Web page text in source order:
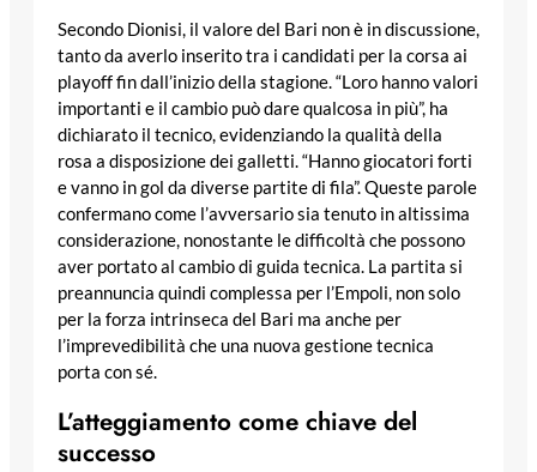
Secondo Dionisi, il valore del Bari non è in discussione,
tanto da averlo inserito tra i candidati per la corsa ai
playoff fin dall’inizio della stagione. “Loro hanno valori
importanti e il cambio può dare qualcosa in più”, ha
dichiarato il tecnico, evidenziando la qualità della
rosa a disposizione dei galletti. “Hanno giocatori forti
e vanno in gol da diverse partite di fila”. Queste parole
confermano come l’avversario sia tenuto in altissima
considerazione, nonostante le difficoltà che possono
aver portato al cambio di guida tecnica. La partita si
preannuncia quindi complessa per l’Empoli, non solo
per la forza intrinseca del Bari ma anche per
l’imprevedibilità che una nuova gestione tecnica
porta con sé.
L’atteggiamento come chiave del
successo